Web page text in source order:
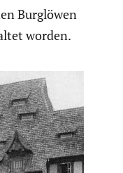
Burglöwen
worden.